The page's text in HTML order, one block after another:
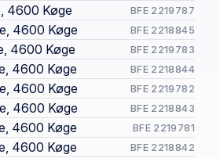
4600 Køge BFE 2219787
4600 Køge BFE 2218845
4600 Køge BFE 2219783
4600 Køge BFE 2218844
4600 Køge BFE 2219782
4600 Køge BFE 2218843
4600 Køge BFE 2219781
4600 Køge BFE 2218842